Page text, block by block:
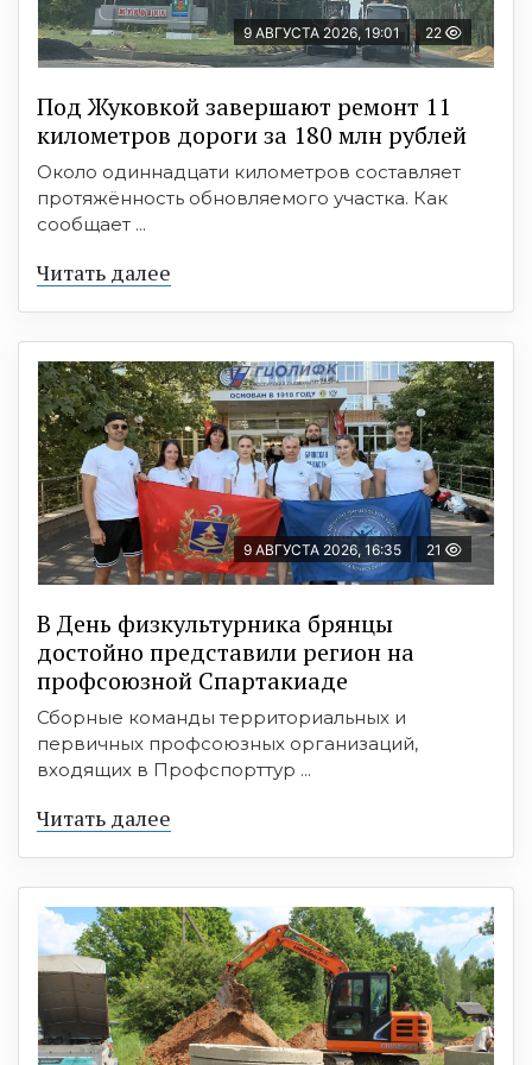
9 АВГУСТА 2026, 19:01 22
Под Жуковкой завершают ремонт 11
километров дороги за 180 млн рублей
Около одиннадцати километров составляет
протяжённость обновляемого участка. Как
сообщает ...
Читать далее
9 АВГУСТА 2026, 16:35 21
В День физкультурника брянцы
достойно представили регион на
профсоюзной Спартакиаде
Сборные команды территориальных и
первичных профсоюзных организаций,
входящих в Профспорттур ...
Читать далее